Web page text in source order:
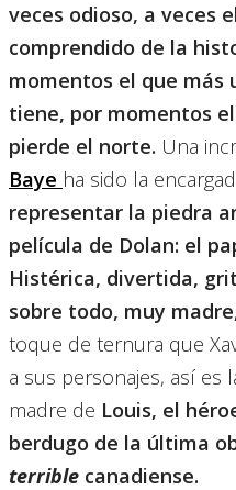
veces odioso, a veces
comprendido de la
momentos el que más
tiene, por momentos
pierde el norte. Una
Baye ha sido la
representar la piedra
película de Dolan: el
Histérica, divertida,
sobre todo, muy
toque de ternura que
a sus personajes, así es
madre de Louis, el
berdugo de la última
terrible canadiense.